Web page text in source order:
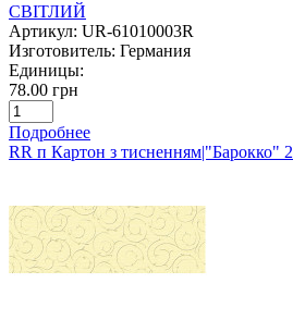
СВІТЛИЙ
Артикул: UR-61010003R
Изготовитель: Германия
Единицы:
78.00 грн
Подробнее
RR п Картон з